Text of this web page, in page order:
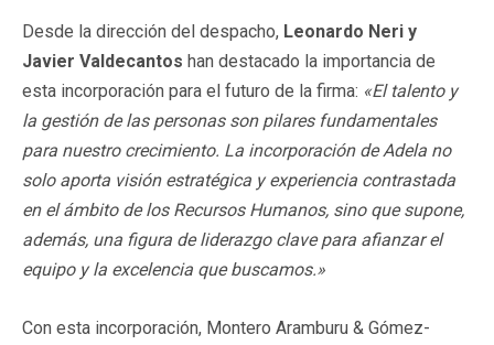
Desde la dirección del despacho, Leonardo Neri y
Javier Valdecantos han destacado la importancia de
esta incorporación para el futuro de la firma: «El talento y
la gestión de las personas son pilares fundamentales
para nuestro crecimiento. La incorporación de Adela no
solo aporta visión estratégica y experiencia contrastada
en el ámbito de los Recursos Humanos, sino que supone,
además, una figura de liderazgo clave para afianzar el
equipo y la excelencia que buscamos.»
Con esta incorporación, Montero Aramburu & Gómez-